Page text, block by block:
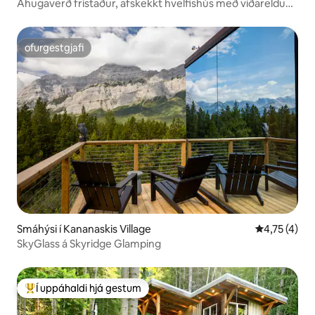
Áhugaverð frístaður, afskekkt hvelfishús með viðarelduðu
ofurgestgjafi
ofurgestgjafi
Smáhýsi í Kananaskis Village 4,75 af 5 í
4,75 (4)
SkyGlass á Skyridge Glamping
Í mestu uppáhaldi hjá gestum
Í uppáhaldi hjá gestum